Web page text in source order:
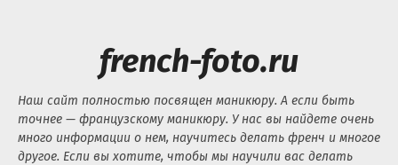
french-foto.ru
Наш сайт полностью посвящен маникюру. А если быть
точнее — французскому маникюру. У нас вы найдете очень
много информации о нем, научитесь делать френч и многое
другое. Если вы хотите, чтобы мы научили вас делать